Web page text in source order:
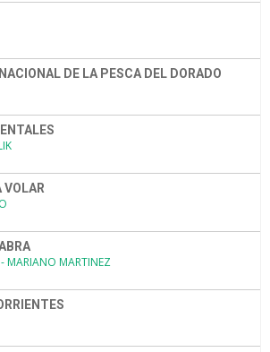
DE LA PESCA DEL DORADO
VOLAR
MARIANO MARTINEZ